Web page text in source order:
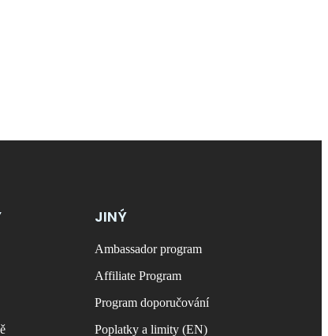
JINÝ
Ambassador program
Affiliate Program
Program doporučování
Poplatky a limity (EN)